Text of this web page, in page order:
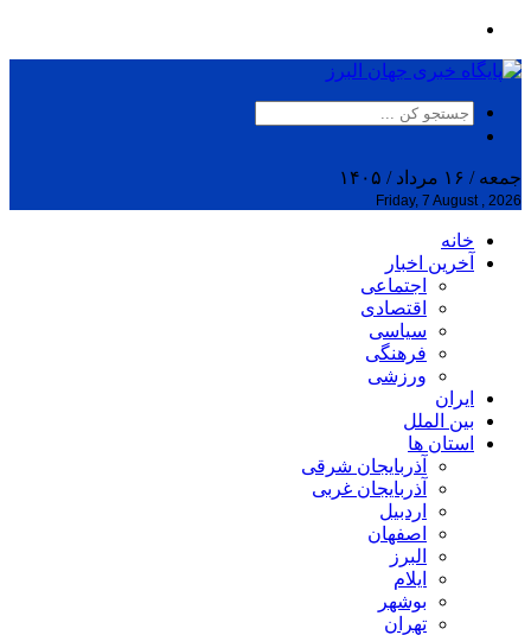
جمعه / ۱۶ مرداد / ۱۴۰۵
Friday, 7 August , 2026
خانه
آخرین اخبار
اجتماعی
اقتصادی
سیاسی
فرهنگی
ورزشی
ایران
بین الملل
استان ها
آذربایجان شرقی
آذربایجان غربی
اردبیل
اصفهان
البرز
ایلام
بوشهر
تهران